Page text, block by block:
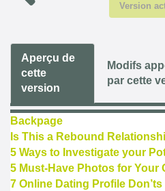
Version
Aperçu de
cette
version
Modifs
par cette